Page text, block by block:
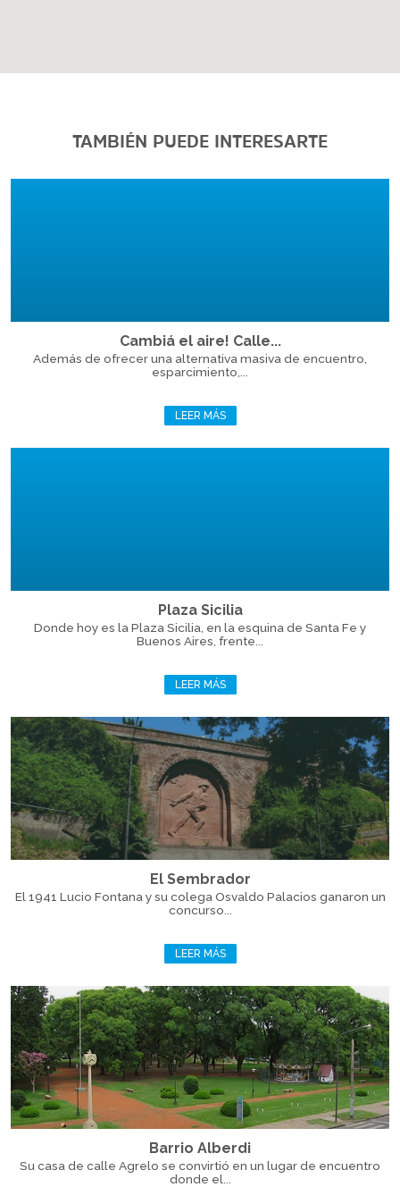
TAMBIÉN PUEDE INTERESARTE
Cambiá el aire! Calle...
Además de ofrecer una alternativa masiva de encuentro,
esparcimiento,...
LEER MÁS
Plaza Sicilia
Donde hoy es la Plaza Sicilia, en la esquina de Santa Fe y
Buenos Aires, frente...
LEER MÁS
El Sembrador
El 1941 Lucio Fontana y su colega Osvaldo Palacios ganaron un
concurso...
LEER MÁS
Barrio Alberdi
Su casa de calle Agrelo se convirtió en un lugar de encuentro
donde el...